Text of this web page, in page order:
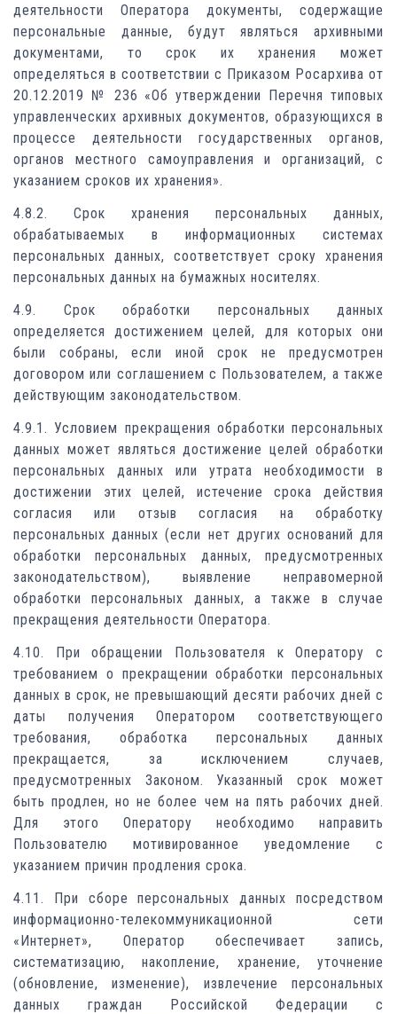
деятельности Оператора документы, содержащие
персональные данные, будут являться архивными
документами, то срок их хранения может
определяться в соответствии с Приказом Росархива от
20.12.2019 № 236 «Об утверждении Перечня типовых
управленческих архивных документов, образующихся в
процессе деятельности государственных органов,
органов местного самоуправления и организаций, с
указанием сроков их хранения».
4.8.2. Срок хранения персональных данных,
обрабатываемых в информационных системах
персональных данных, соответствует сроку хранения
персональных данных на бумажных носителях.
4.9. Срок обработки персональных данных
определяется достижением целей, для которых они
были собраны, если иной срок не предусмотрен
договором или соглашением с Пользователем, а также
действующим законодательством.
4.9.1. Условием прекращения обработки персональных
данных может являться достижение целей обработки
персональных данных или утрата необходимости в
достижении этих целей, истечение срока действия
согласия или отзыв согласия на обработку
персональных данных (если нет других оснований для
обработки персональных данных, предусмотренных
законодательством), выявление неправомерной
обработки персональных данных, а также в случае
прекращения деятельности Оператора.
4.10. При обращении Пользователя к Оператору с
требованием о прекращении обработки персональных
данных в срок, не превышающий десяти рабочих дней с
даты получения Оператором соответствующего
требования, обработка персональных данных
прекращается, за исключением случаев,
предусмотренных Законом. Указанный срок может
быть продлен, но не более чем на пять рабочих дней.
Для этого Оператору необходимо направить
Пользователю мотивированное уведомление с
указанием причин продления срока.
4.11. При сборе персональных данных посредством
информационно-телекоммуникационной сети
«Интернет», Оператор обеспечивает запись,
систематизацию, накопление, хранение, уточнение
(обновление, изменение), извлечение персональных
данных граждан Российской Федерации с